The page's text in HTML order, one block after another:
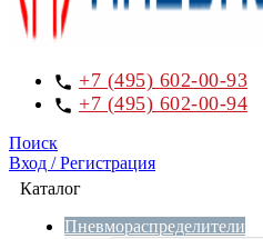
+7 (495) 602-00-93
+7 (495) 602-00-94
Поиск
Вход / Регистрация
Каталог
Пневмораспределители